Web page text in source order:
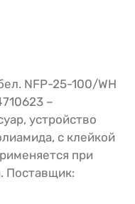
NFP-25-100/WH
–
устройство
с клейкой
при
Поставщик: